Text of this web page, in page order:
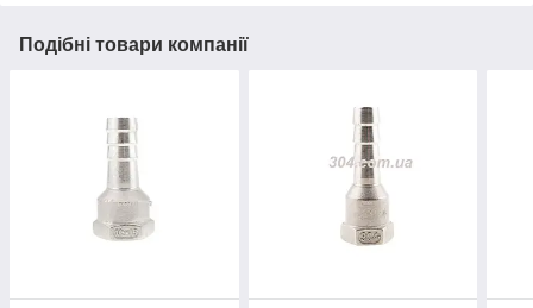
Подібні товари компанії